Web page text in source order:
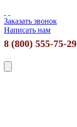
Заказать звонок
Написать нам
8 (800) 555-75-29